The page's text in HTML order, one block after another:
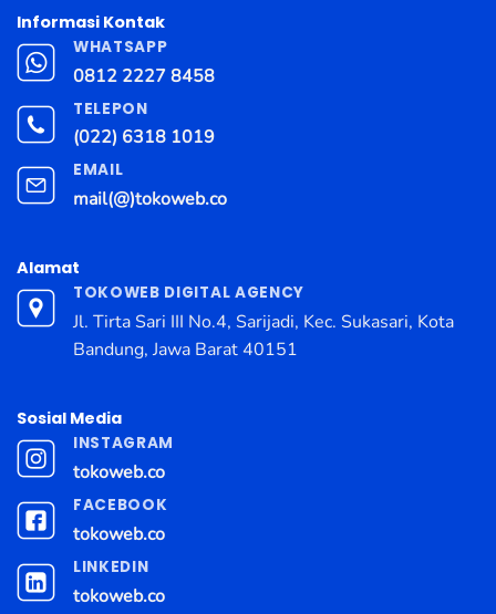
Informasi Kontak
WHATSAPP
0812 2227 8458
TELEPON
(022) 6318 1019
EMAIL
mail(@)tokoweb.co
Alamat
TOKOWEB DIGITAL AGENCY
Jl. Tirta Sari III No.4, Sarijadi, Kec. Sukasari, Kota
Bandung, Jawa Barat 40151
Sosial Media
INSTAGRAM
tokoweb.co
FACEBOOK
tokoweb.co
LINKEDIN
tokoweb.co